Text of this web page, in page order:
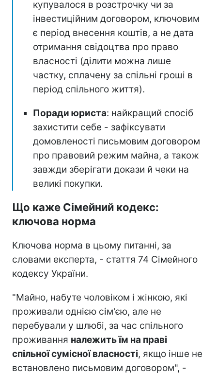
купувалося в розстрочку чи за
інвестиційним договором, ключовим
є період внесення коштів, а не дата
отримання свідоцтва про право
власності (ділити можна лише
частку, сплачену за спільні гроші в
період спільного життя).
Поради юриста: найкращий спосіб
захистити себе - зафіксувати
домовленості письмовим договором
про правовий режим майна, а також
завжди зберігати докази й чеки на
великі покупки.
Що каже Сімейний кодекс:
ключова норма
Ключова норма в цьому питанні, за
словами експерта, - стаття 74 Сімейного
кодексу України.
"Майно, набуте чоловіком і жінкою, які
проживали однією сім'єю, але не
перебували у шлюбі, за час спільного
проживання належить їм на праві
спільної сумісної власності, якщо інше не
встановлено письмовим договором", -